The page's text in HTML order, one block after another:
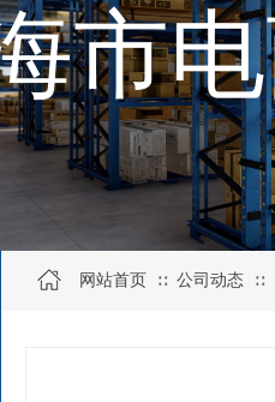
市
网站首页 ∷ 公司动态 ∷